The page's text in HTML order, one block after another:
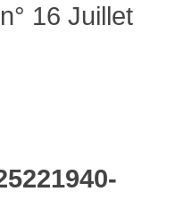
16 Juillet